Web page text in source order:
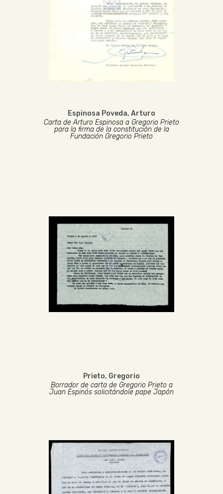
Espinosa Poveda, Arturo
Carta de Arturo Espinosa a Gregorio Prieto
para la firma de la constitución de la
Fundación Gregorio Prieto
Prieto, Gregorio
Borrador de carta de Gregorio Prieto a
Juan Espinós solicitándole pape Japón